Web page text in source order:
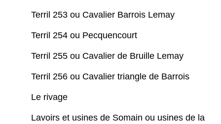
Terril 253 ou Cavalier Barrois Lemay
Terril 254 ou Pecquencourt
Terril 255 ou Cavalier de Bruille Lemay
Terril 256 ou Cavalier triangle de Barrois
Le rivage
Lavoirs et usines de Somain ou usines de la